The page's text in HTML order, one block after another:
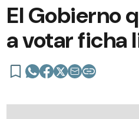
El Gobierno
a votar ficha